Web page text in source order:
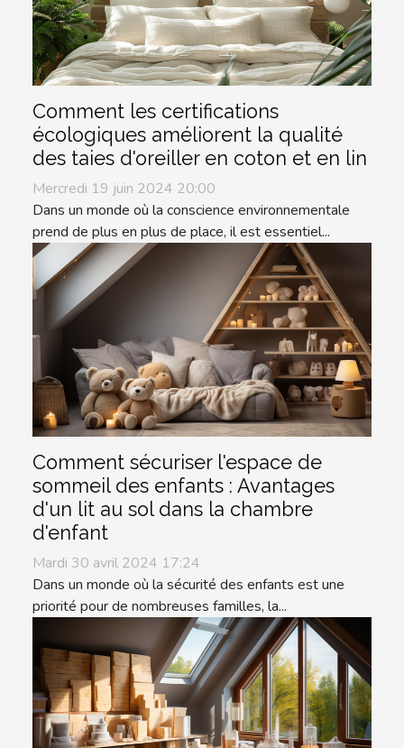
Comment les certifications
écologiques améliorent la qualité
des taies d'oreiller en coton et en lin
Mercredi 19 juin 2024 20:00
Dans un monde où la conscience environnementale
prend de plus en plus de place, il est essentiel...
Comment sécuriser l'espace de
sommeil des enfants : Avantages
d'un lit au sol dans la chambre
d'enfant
Mardi 30 avril 2024 17:24
Dans un monde où la sécurité des enfants est une
priorité pour de nombreuses familles, la...